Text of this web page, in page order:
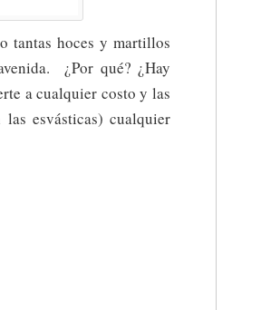
tantas hoces y martillos
¿Por qué? ¿Hay
a cualquier costo y las
esvásticas) cualquier